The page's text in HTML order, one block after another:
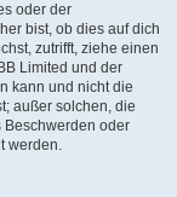
oder der
bist, ob dies auf dich
zutrifft, ziehe einen
Limited und der
kann und nicht die
außer solchen, die
Beschwerden oder
werden.